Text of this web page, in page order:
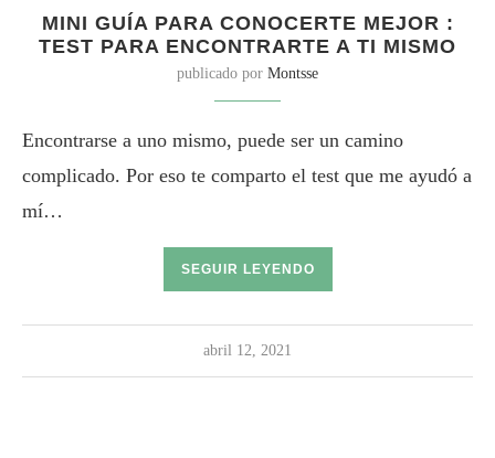
MINI GUÍA PARA CONOCERTE MEJOR :
TEST PARA ENCONTRARTE A TI MISMO
publicado por Montsse
Encontrarse a uno mismo, puede ser un camino
complicado. Por eso te comparto el test que me ayudó a
mí…
SEGUIR LEYENDO
abril 12, 2021